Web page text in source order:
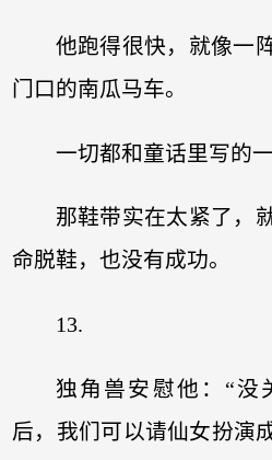
他跑得很快，就像一
门口的南瓜马车。
一切都和童话里写的
那鞋带实在太紧了，
命脱鞋，也没有成功。
13.
独角兽安慰他：“没
后，我们可以请仙女扮演